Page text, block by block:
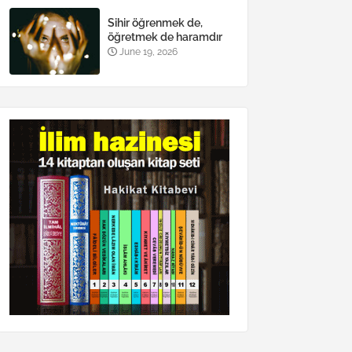
Sihir öğrenmek de,
öğretmek de haramdır
June 19, 2026